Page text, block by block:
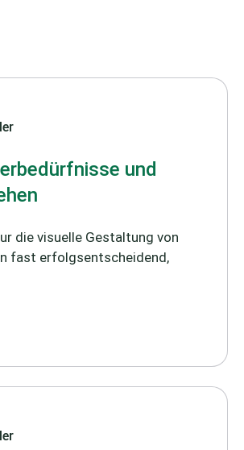
und
die visuelle Gestaltung von
fast erfolgsentscheidend,